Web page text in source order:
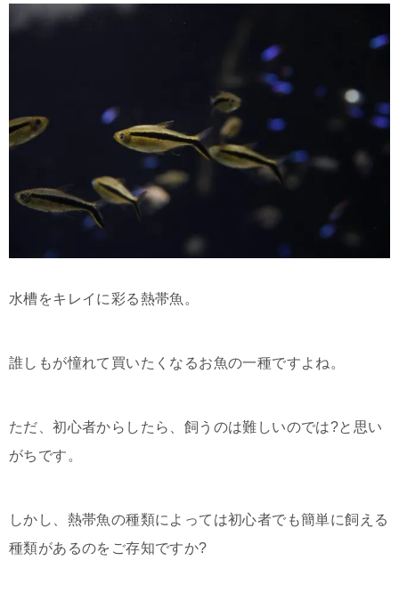
水槽をキレイに彩る熱帯魚。
誰しもが憧れて買いたくなるお魚の一種ですよね。
ただ、初心者からしたら、飼うのは難しいのでは?と思い
がちです。
しかし、熱帯魚の種類によっては初心者でも簡単に飼える
種類があるのをご存知ですか?